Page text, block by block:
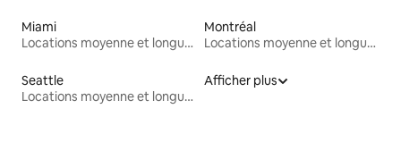
Miami
Locations moyenne et longue durée
Montréal
Locations moyenne et longue durée
Seattle
Locations moyenne et longue durée
Afficher plus